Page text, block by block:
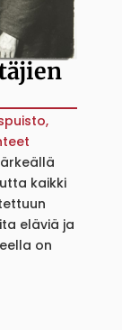
,
kaikki
eläviä ja
on